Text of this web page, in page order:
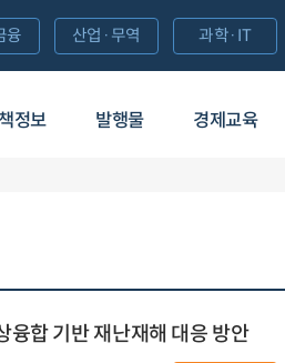
정보 발행물 경제교육
융 산업·무역 과학·IT
융합 기반 재난재해 대응 방안